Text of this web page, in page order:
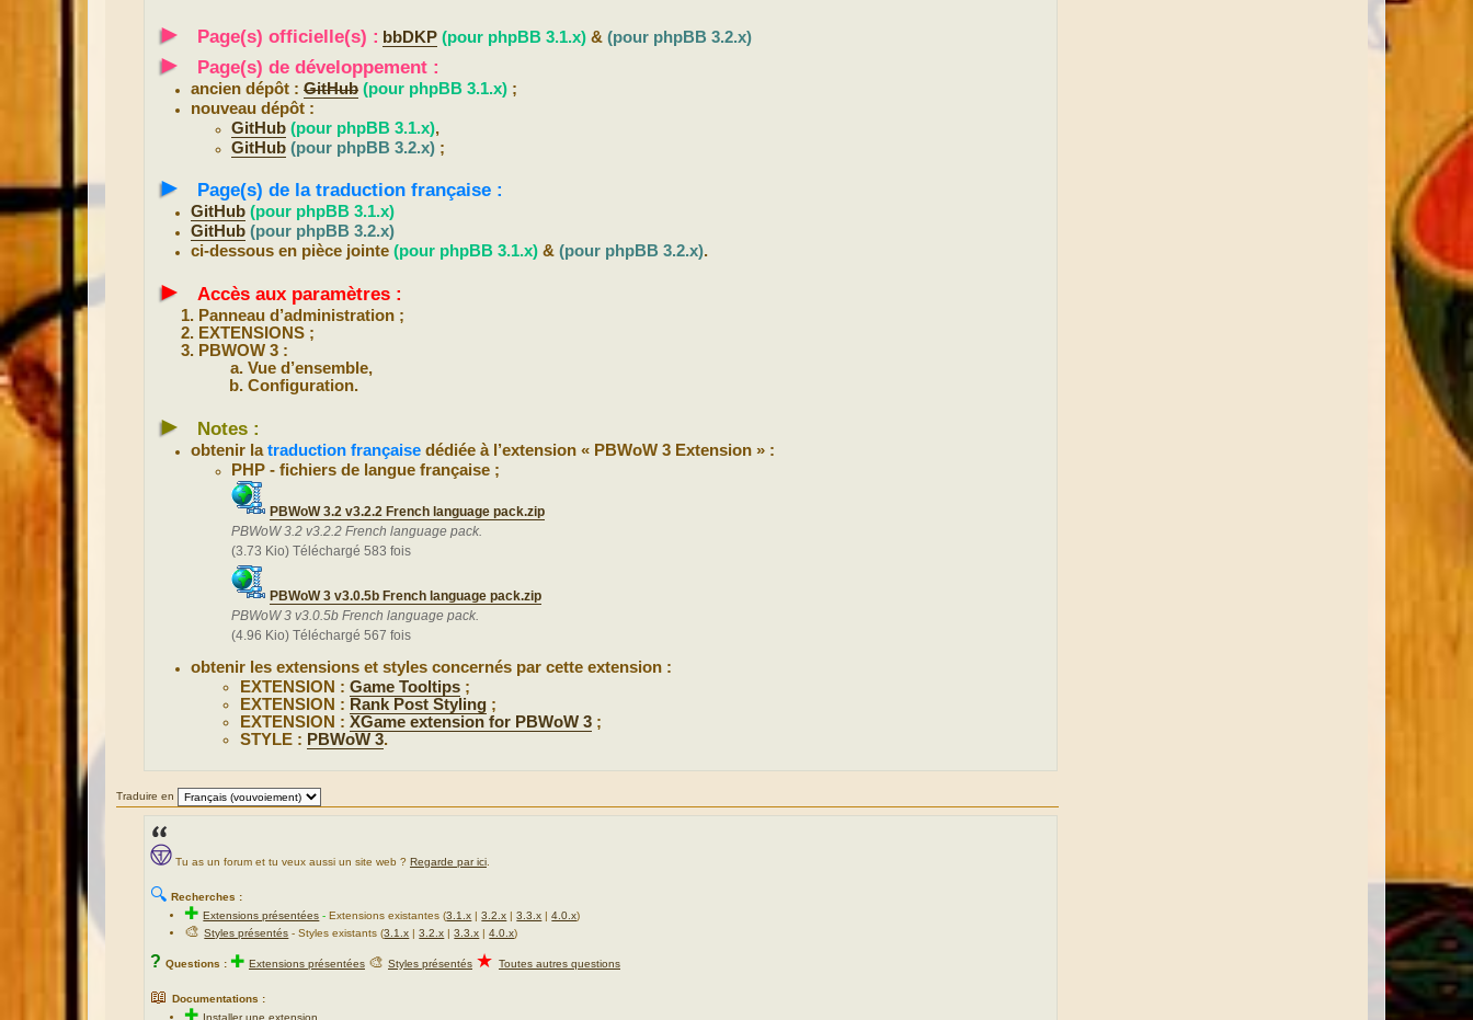
► Page(s) officielle(s) : bbDKP (pour phpBB 3.1.x) & (pour phpBB 3.2.x)
► Page(s) de développement :
ancien dépôt :GitHub (pour phpBB 3.1.x) ;
nouveau dépôt :
GitHub (pour phpBB 3.1.x),
GitHub (pour phpBB 3.2.x) ;
► Page(s) de la traduction française :
GitHub (pour phpBB 3.1.x)
GitHub (pour phpBB 3.2.x)
ci-dessous en pièce jointe(pour phpBB 3.1.x) &(pour phpBB 3.2.x).
► Accès aux paramètres :
Panneau d’administration ;
EXTENSIONS ;
PBWOW 3 :
Vue d’ensemble,
Configuration.
► Notes :
obtenir latraduction française dédiée à l’extension « PBWoW 3 Extension » :
PHP - fichiers de langue française ;
PBWoW 3.2 v3.2.2 French language pack.zip
PBWoW 3.2 v3.2.2 French language pack.
(3.73 Kio) Téléchargé 583 fois
PBWoW 3 v3.0.5b French language pack.zip
PBWoW 3 v3.0.5b French language pack.
(4.96 Kio) Téléchargé 567 fois
obtenir les extensions et styles concernés par cette extension :
EXTENSION : Game Tooltips;
EXTENSION : Rank Post Styling;
EXTENSION : XGame extension for PBWoW 3;
STYLE : PBWoW 3.
Traduire en
Tu as un forum et tu veux aussi un site web ? Regarde par ici
🔍 Recherches :
✚Extensions présentées -Extensions existantes (3.1.x |3.2.x |3.3.x |4.0.x)
🎨Styles présentés - Styles existants (3.1.x |3.2.x |3.3.x |4.0.x)
? Questions : ✚ Extensions présentées 🎨 Styles présentés ★ Toutes autres questions
📖 Documentations :
✚ Installer une extension